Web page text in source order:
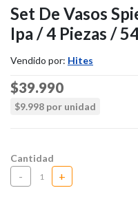
Set De Vasos
Ipa / 4 Piezas /
Vendido por: Hites
Price reduced from
$39.990
$9.998 por unidad
Cantidad
- +